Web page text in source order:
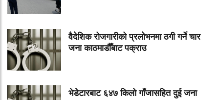
वैदेशिक रोजगारीको प्रलोभनमा ठगी गर्ने चार
जना काठमाडौँबाट पक्राउ
भेडेटारबाट ६४७ किलो गाँजासहित दुई जना